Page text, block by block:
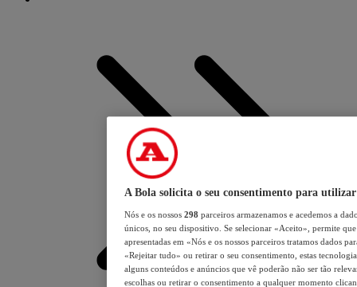
A Bola solicita o seu consentimento para utilizar
Nós e os nossos 298 parceiros armazenamos e acedemos a
únicos, no seu dispositivo. Se selecionar «Aceito», permite
apresentadas em «Nós e os nossos parceiros tratamos dados
«Rejeitar tudo» ou retirar o seu consentimento, estas
alguns conteúdos e anúncios que vê poderão não ser tão
escolhas ou retirar o consentimento a qualquer momento